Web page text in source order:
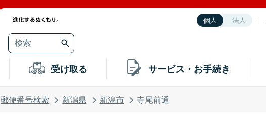
個人 法人
受け取る サービス・お手続き
郵便番号検索 新潟県 新潟市 寺尾前通